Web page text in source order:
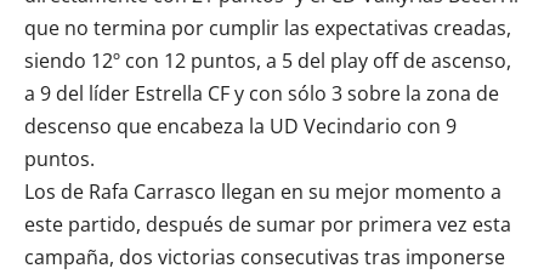
que no termina por cumplir las expectativas creadas,
siendo 12º con 12 puntos, a 5 del play off de ascenso,
a 9 del líder Estrella CF y con sólo 3 sobre la zona de
descenso que encabeza la UD Vecindario con 9
puntos.
Los de Rafa Carrasco llegan en su mejor momento a
este partido, después de sumar por primera vez esta
campaña, dos victorias consecutivas tras imponerse